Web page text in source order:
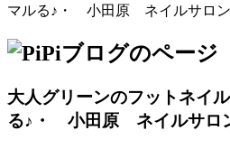
マルる♪・ 小田原 ネイルサロ
大人グリーンのフットネイ
る♪・ 小田原 ネイルサ